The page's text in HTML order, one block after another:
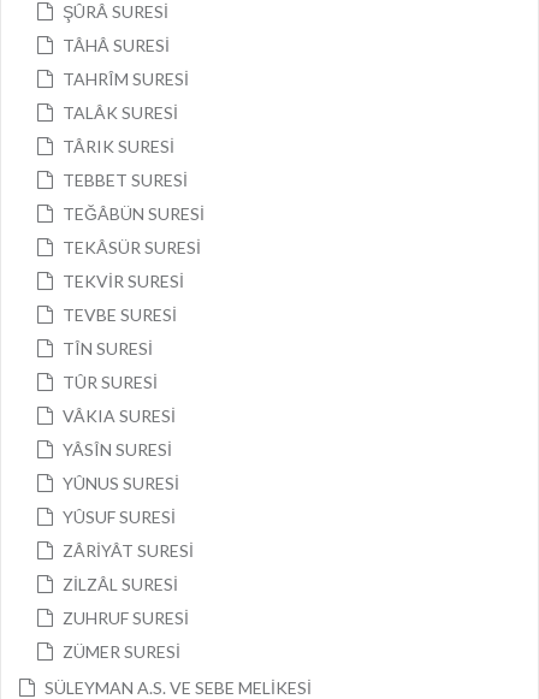
ŞÛRÂ SURESİ
TÂHÂ SURESİ
TAHRÎM SURESİ
TALÂK SURESİ
TÂRIK SURESİ
TEBBET SURESİ
TEĞÂBÜN SURESİ
TEKÂSÜR SURESİ
TEKVİR SURESİ
TEVBE SURESİ
TÎN SURESİ
TÛR SURESİ
VÂKIA SURESİ
YÂSÎN SURESİ
YÛNUS SURESİ
YÛSUF SURESİ
ZÂRİYÂT SURESİ
ZİLZÂL SURESİ
ZUHRUF SURESİ
ZÜMER SURESİ
SÜLEYMAN A.S. VE SEBE MELİKESİ